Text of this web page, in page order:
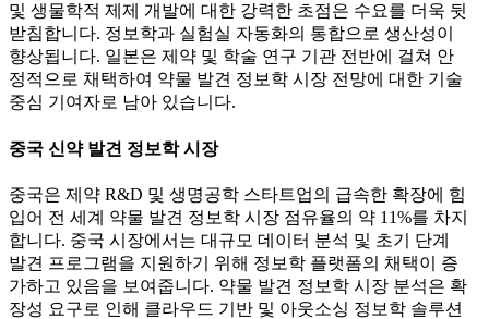
및 생물학적 제제 개발에 대한 강력한 초점은 수요를 더욱 뒷
받침합니다. 정보학과 실험실 자동화의 통합으로 생산성이
향상됩니다. 일본은 제약 및 학술 연구 기관 전반에 걸쳐 안
정적으로 채택하여 약물 발견 정보학 시장 전망에 대한 기술
중심 기여자로 남아 있습니다.
중국 신약 발견 정보학 시장
중국은 제약 R&D 및 생명공학 스타트업의 급속한 확장에 힘
입어 전 세계 약물 발견 정보학 시장 점유율의 약 11%를 차지
합니다. 중국 시장에서는 대규모 데이터 분석 및 초기 단계
발견 프로그램을 지원하기 위해 정보학 플랫폼의 채택이 증
가하고 있음을 보여줍니다. 약물 발견 정보학 시장 분석은 확
장성 요구로 인해 클라우드 기반 및 아웃소싱 정보학 솔루션